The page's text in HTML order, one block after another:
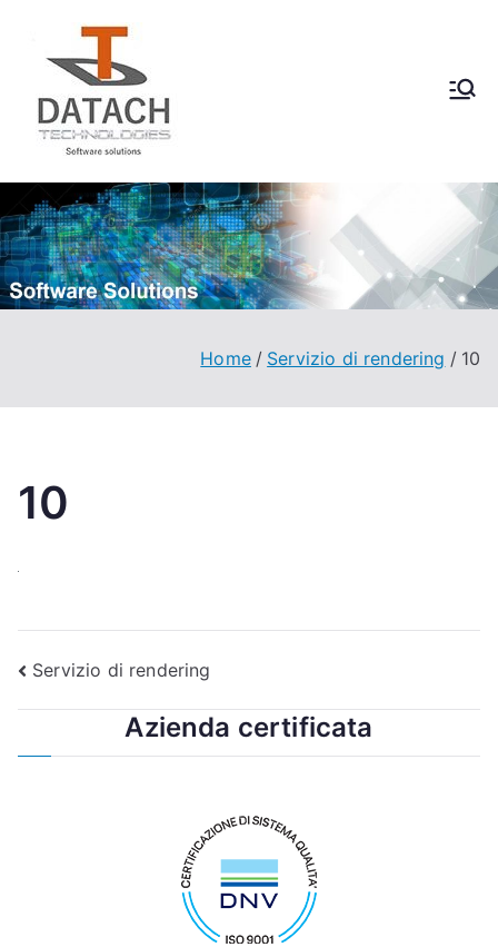
contenuto
Technologies
Home Servizio di rendering 10
10
Navigazione
articoli
Servizio di rendering
Azienda certificata